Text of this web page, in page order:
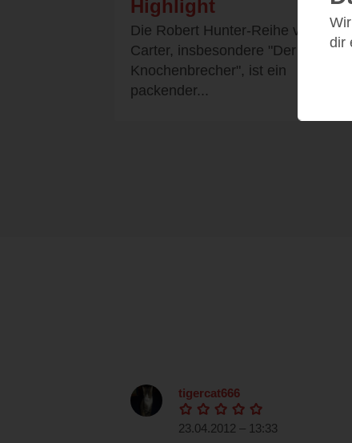
Highlight
Die Robert Hunter-Reihe von Chris
Carter, insbesondere "Der
Knochenbrecher", ist ein
packender...
tigercat666
23.04.2012 – 13:33
dir